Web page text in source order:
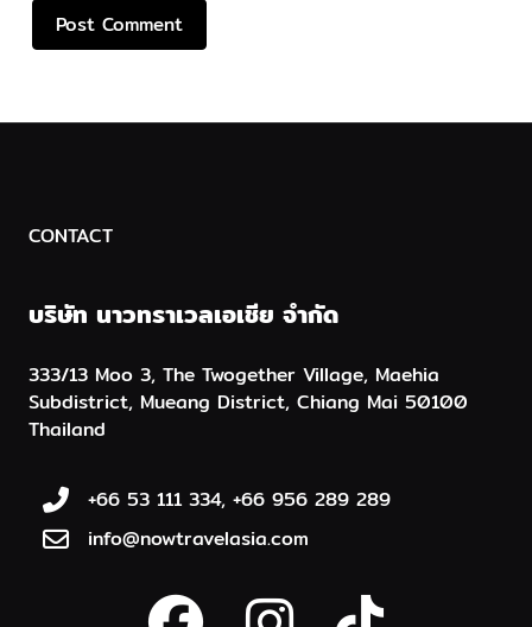
CONTACT
บริษัท นาวทราเวลเอเชีย จำกัด
333/13 Moo 3, The Twogether Village, Maehia
Subdistrict, Mueang District, Chiang Mai 50100
Thailand
+66 53 111 334, +66 956 289 289
info@nowtravelasia.com